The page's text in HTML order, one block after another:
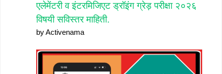
एलेमेंटरी व इंटरमिजिएट ड्रॉइंग ग्रेड़ परीक्षा २०२६
विषयी सविस्तर माहिती.
by Activenama